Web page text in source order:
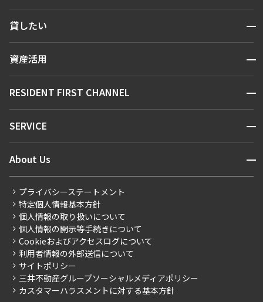
人気エリアから探す
新着情報から探す
新着募集情報
こだわりから探す
こだわり一覧
プレミアムマンション
新築
当社限定（港区・渋谷区）
当社限定（港区・渋谷区以外）
三井不動産企画
貸したい 開閉
お問い合わせ
資産活用 開閉
お問い合わせ
RESIDENT FIRST CHANNEL 開閉
マンションレポート
住まいのコラム
SERVICE 開閉
会員ページ
ご入居・提携サービス
お部屋探しからご契約まで
よくあるご質問
社宅紹介
【仲介会社様向け】当社仲介事業部取り扱い物件入居申込
About Us 開閉
会社情報
事業案内
採用情報
ニュースリリース
お問い合わせ
プライバシーステートメント
特定個人情報基本方針
個人情報の取り扱いについて
個人情報の開示等手続きについて
Cookieおよびアクセスログについて
利用者情報の外部送信について
サイトポリシー
三井不動産グループソーシャルメディアポリシー
カスタマーハラスメントに対する基本方針